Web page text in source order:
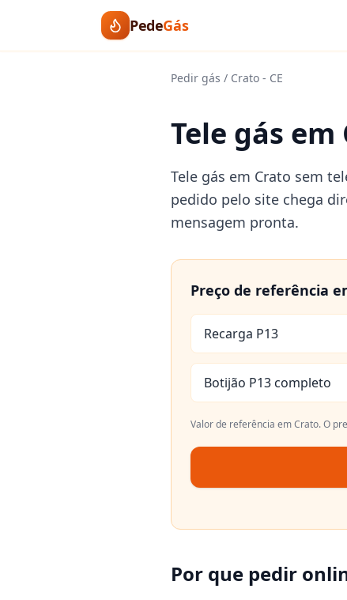
PedeGás
Pedir gás / Crato - CE
Tele gás
Tele gás em Crato sem
pedido pelo site chega
mensagem pronta.
Preço de referência
Recarga P13
Botijão P13 completo
Valor de referência emCrato. O
Por que pedir